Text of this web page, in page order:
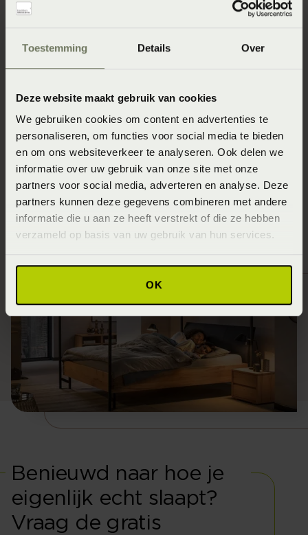
Toestemming Details Over
Deze website maakt gebruik van cookies
We gebruiken cookies om content en advertenties te
personaliseren, om functies voor social media te bieden
en om ons websiteverkeer te analyseren. Ook delen we
informatie over uw gebruik van onze site met onze
partners voor social media, adverteren en analyse. Deze
partners kunnen deze gegevens combineren met andere
informatie die u aan ze heeft verstrekt of die ze hebben
verzameld op basis van uw gebruik van hun services.
OK
houten ledikant
Een houten ledikant is het bedframe. Voor een complete
hangt onder andere af van je lichaamsbouw,
slaaphouding en persoonlijke comfortvoorkeur.
Veel houten bedden zijn verkrijgbaar in verschillende
maten, houtsoorten, kleuren, hoofdborden en
poothoogtes. Zo kun je zowel de uitstraling als de
instaphoogte afstemmen op jouw wensen.
Benieuwd naar hoe je
eigenlijk echt slaapt?
Vraag de gratis